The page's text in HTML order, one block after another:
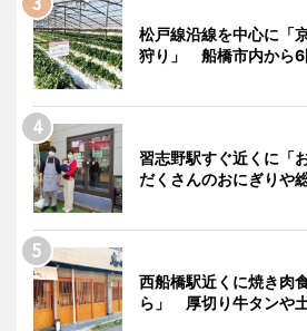
松戸線沿線を中心に「
狩り」 船橋市内から6
習志野駅すぐ近くに
だくさんのおにぎりや
西船橋駅近くに焼き肉
ら」 厚切り牛タンや